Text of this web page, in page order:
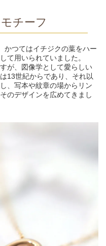
チーフ
かつてはイチジクの葉をハー
て用いられていました。
が、図像学として愛らしい
13世紀からであり、それ以
、写本や紋章の場からリン
のデザインを広めてきまし